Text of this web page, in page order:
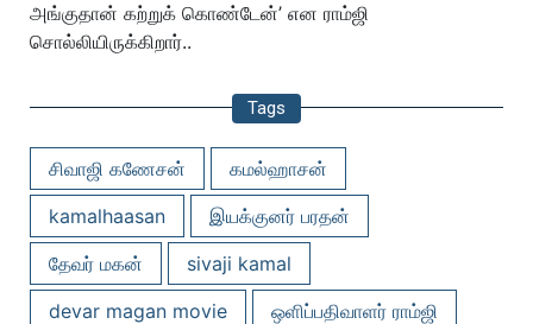
அங்குதான் கற்றுக் கொண்டேன்’ என ராம்ஜி
சொல்லியிருக்கிறார்..
Tags
சிவாஜி கணேசன்
கமல்ஹாசன்
kamalhaasan
இயக்குனர் பரதன்
தேவர் மகன்
sivaji kamal
devar magan movie
ஒளிப்பதிவாளர் ராம்ஜி